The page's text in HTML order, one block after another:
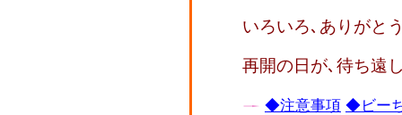
いろいろ､ありがと
再開の日が､待ち遠
◆注意事項 ◆ビー